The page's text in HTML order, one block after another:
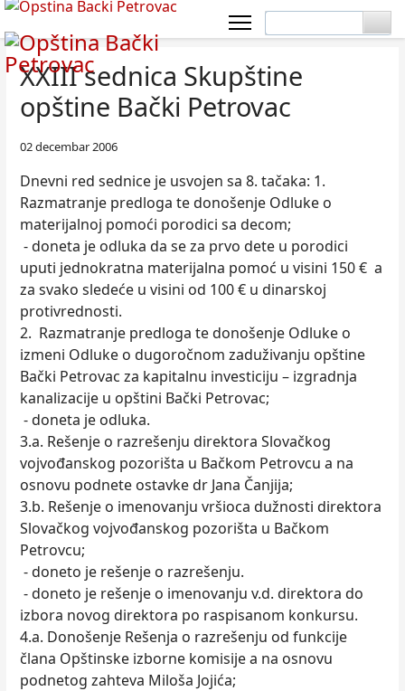
XXIII sednica Skupštine
opštine Bački Petrovac
02 decembar 2006
Dnevni red sednice je usvojen sa 8. tačaka: 1.
Razmatranje predloga te donošenje Odluke o
materijalnoj pomoći porodici sa decom;
- doneta je odluka da se za prvo dete u porodici
uputi jednokratna materijalna pomoć u visini 150 € a
za svako sledeće u visini od 100 € u dinarskoj
protivrednosti.
2. Razmatranje predloga te donošenje Odluke o
izmeni Odluke o dugoročnom zaduživanju opštine
Bački Petrovac za kapitalnu investiciju – izgradnja
kanalizacije u opštini Bački Petrovac;
- doneta je odluka.
3.a. Rešenje o razrešenju direktora Slovačkog
vojvođanskog pozorišta u Bačkom Petrovcu a na
osnovu podnete ostavke dr Jana Čanjija;
3.b. Rešenje o imenovanju vršioca dužnosti direktora
Slovačkog vojvođanskog pozorišta u Bačkom
Petrovcu;
- doneto je rešenje o razrešenju.
- doneto je rešenje o imenovanju v.d. direktora do
izbora novog direktora po raspisanom konkursu.
4.a. Donošenje Rešenja o razrešenju od funkcije
člana Opštinske izborne komisije a na osnovu
podnetog zahteva Miloša Jojića;